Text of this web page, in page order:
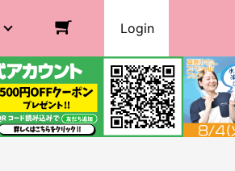
Login